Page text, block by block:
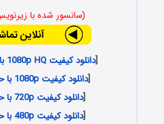
(سانسور شده با
[دانلود کیفیت 1080p HQ با حجم 3.35 گیگابایت
[دانلود کیفیت 1080p با حجم 2.15 گیگابایت
[دانلود کیفیت 720p با حجم 729 مگابایت
[دانلود کیفیت 480p با حجم 422 مگابایت